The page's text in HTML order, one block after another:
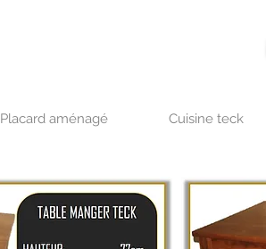
Placard aménagé Cuisine teck